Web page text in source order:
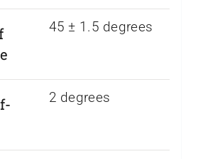
45 ± 1.5 degrees
2 degrees